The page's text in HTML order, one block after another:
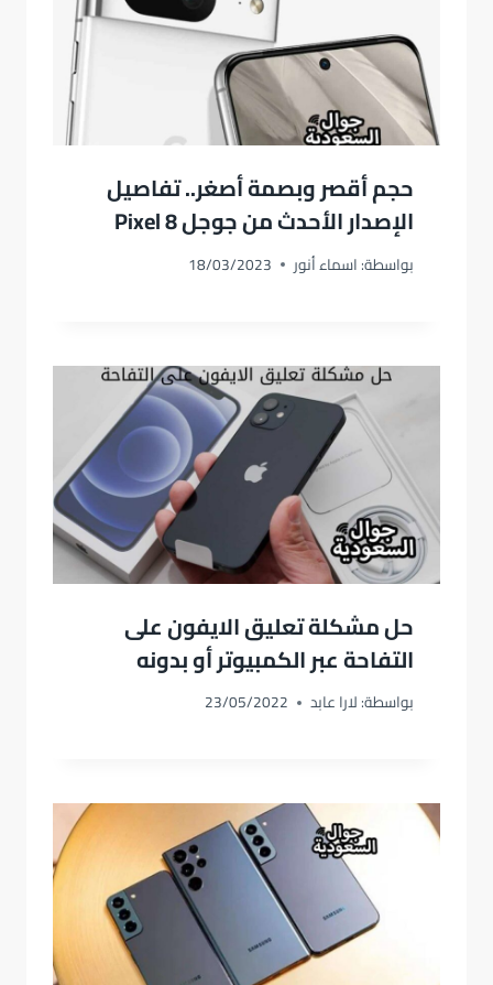
حجم أقصر وبصمة أصغر.. تفاصيل
الإصدار الأحدث من جوجل Pixel 8
بواسطة:اسماء أنور 18/03/2023
حل مشكلة تعليق الايفون على
التفاحة عبر الكمبيوتر أو بدونه
بواسطة:لارا عابد 23/05/2022